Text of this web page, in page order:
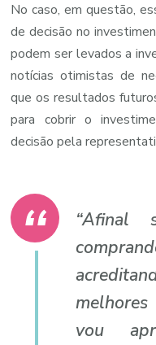
No caso, em questão,
de decisão no
podem ser levados a
notícias otimistas de
que os resultados
para cobrir o
decisão pela
“Afinal
vou